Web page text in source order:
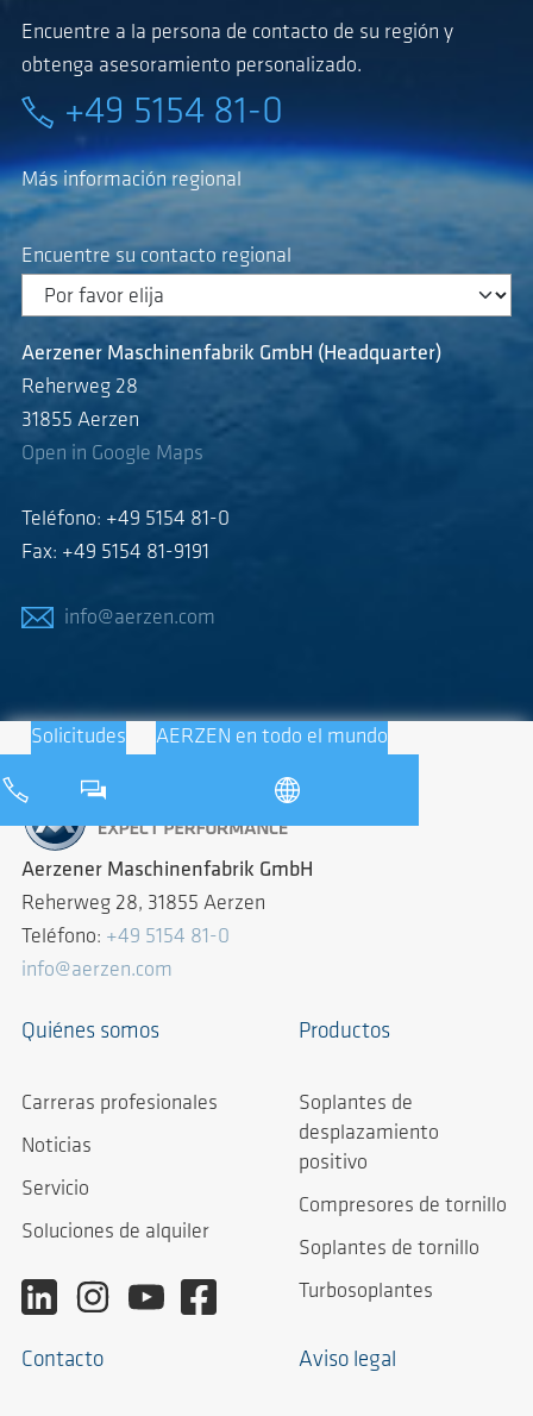
Encuentre a la persona de contacto de su región y
obtenga asesoramiento personalizado.
+49 5154 81-0
Más información regional
Encuentre su contacto regional
Aerzener Maschinenfabrik GmbH (Headquarter)
Reherweg 28
31855 Aerzen
Open in Google Maps
Teléfono: +49 5154 81-0
Fax: +49 5154 81-9191
info@aerzen.com
Solicitudes AERZEN en todo el mundo
Aerzener Maschinenfabrik GmbH
Reherweg 28, 31855 Aerzen
Teléfono: +49 5154 81-0
info@aerzen.com
Quiénes somos
Carreras profesionales
Noticias
Servicio
Soluciones de alquiler
Productos
Soplantes de
desplazamiento
positivo
Compresores de tornillo
Soplantes de tornillo
Turbosoplantes
Contacto Aviso legal